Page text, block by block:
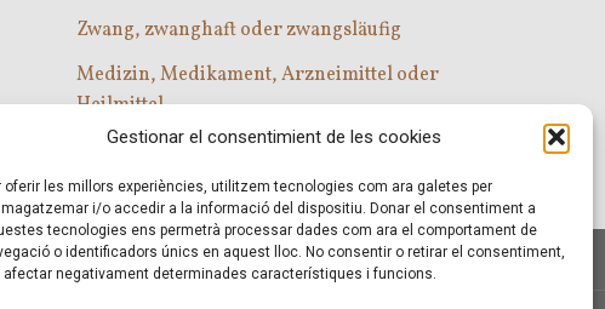
Gestionar el consentimient de les cookies
oferir les millors experiències, utilitzem tecnologies com ara galetes per
i/o accedir a la informació del dispositiu. Donar el consentiment a
tecnologies ens permetrà processar dades com ara el comportament de
o identificadors únics en aquest lloc. No consentir o retirar el consentiment,
afectar negativament determinades característiques i funcions.
Zwang, zwanghaft oder zwangsläufig
Medizin, Medikament, Arzneimittel oder
Heilmittel
Com entrar a les classes d’alemany?